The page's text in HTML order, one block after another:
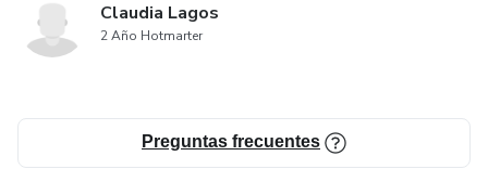
Claudia Lagos
2 Año Hotmarter
Preguntas frecuentes